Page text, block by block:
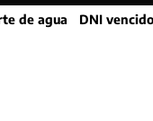
Open
dropdown
de agua DNI vencido